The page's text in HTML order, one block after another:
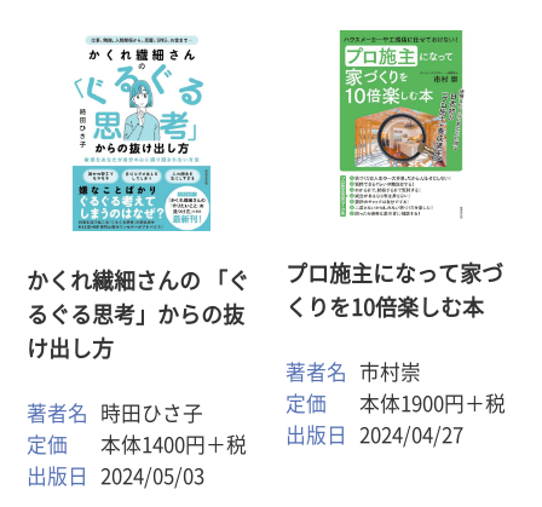
かくれ繊細さんの 「ぐ
るぐる思考」からの抜
け出し方
著者名
時田ひさ子
定価
本体1400円＋税
出版日
2024/05/03
プロ施主になって家づ
くりを10倍楽しむ本
著者名
市村崇
定価
本体1900円＋税
出版日
2024/04/27